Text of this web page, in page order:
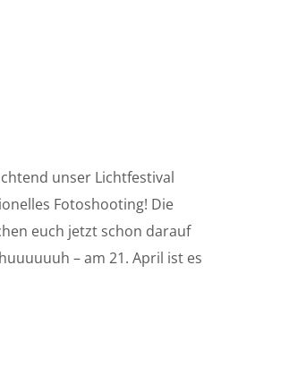
unser Lichtfestival
Fotoshooting! Die
euch jetzt schon darauf
– am 21. April ist es